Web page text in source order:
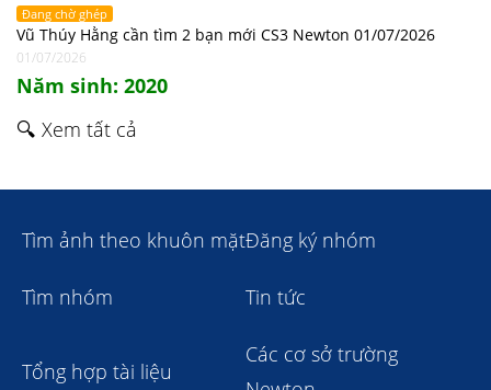
Đang chờ ghép
Vũ Thúy Hằng cần tìm 2 bạn mới CS3 Newton 01/07/2026
01/07/2026
Năm sinh: 2020
🔍 Xem tất cả
Tìm ảnh theo khuôn mặtĐăng ký nhóm
Tìm nhóm Tin tức
Tổng hợp tài liệu
Các cơ sở trường